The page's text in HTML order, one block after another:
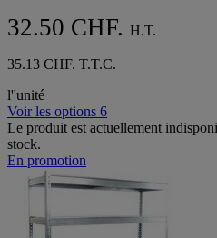
32.50 CHF. H.T.
35.13 CHF. T.T.C.
l''unité
Voir les options 6
Le produit est actuellement
stock.
En promotion